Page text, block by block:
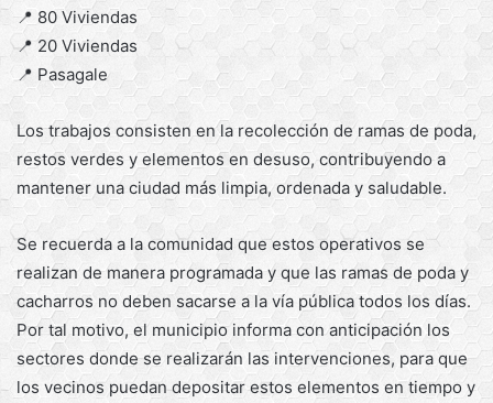
📍 80 Viviendas
📍 20 Viviendas
📍 Pasagale
Los trabajos consisten en la recolección de ramas de poda,
restos verdes y elementos en desuso, contribuyendo a
mantener una ciudad más limpia, ordenada y saludable.
Se recuerda a la comunidad que estos operativos se
realizan de manera programada y que las ramas de poda y
cacharros no deben sacarse a la vía pública todos los días.
Por tal motivo, el municipio informa con anticipación los
sectores donde se realizarán las intervenciones, para que
los vecinos puedan depositar estos elementos en tiempo y